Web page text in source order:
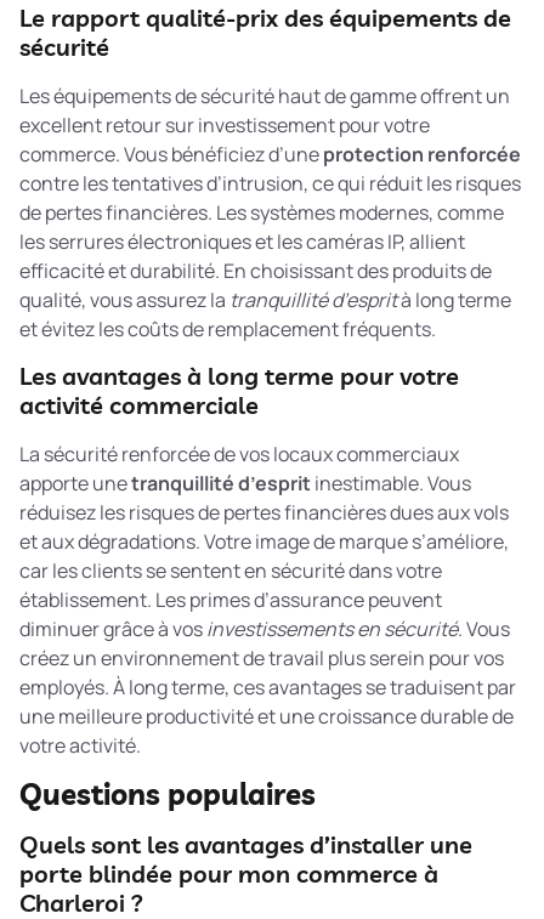
Le rapport qualité-prix des équipements de
sécurité
Les équipements de sécurité haut de gamme offrent un
excellent retour sur investissement pour votre
commerce. Vous bénéficiez d’uneprotection renforcée
contre les tentatives d’intrusion, ce qui réduit les risques
de pertes financières. Les systèmes modernes, comme
les serrures électroniques et les caméras IP, allient
efficacité et durabilité. En choisissant des produits de
qualité, vous assurez la tranquillité d’esprità long terme
et évitez les coûts de remplacement fréquents.
Les avantages à long terme pour votre
activité commerciale
La sécurité renforcée de vos locaux commerciaux
apporte unetranquillité d’espritinestimable. Vous
réduisez les risques de pertes financières dues aux vols
et aux dégradations. Votre image de marque s’améliore,
car les clients se sentent en sécurité dans votre
établissement. Les primes d’assurance peuvent
diminuer grâce à vosinvestissements en sécurité. Vous
créez un environnement de travail plus serein pour vos
employés. À long terme, ces avantages se traduisent par
une meilleure productivité et une croissance durable de
votre activité.
Questions populaires
Quels sont les avantages d’installer une
porte blindée pour mon commerce à
Charleroi ?